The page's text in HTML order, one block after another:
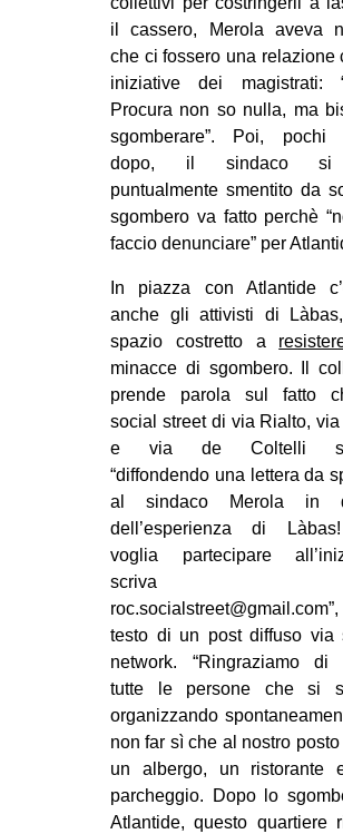
il cassero, Merola aveva
che ci fossero una relazione
iniziative dei magistrati:
Procura non so nulla, ma
sgomberare”. Poi, pochi
dopo, il sindaco si
puntualmente smentito da
sgombero va fatto perchè
faccio denunciare” per
In piazza con Atlantide
anche gli attivisti di
spazio costretto a
minacce di sgombero. Il
prende parola sul fatto
social street di via Rialto, via
e via de Coltelli
“diffondendo una lettera da
al sindaco Merola in
dell’esperienza di
voglia partecipare
scriva
testo di un post diffuso via
network. “Ringraziamo di
tutte le persone che si
organizzando
non far sì che al nostro posto
un albergo, un ristorante
parcheggio. Dopo lo
Atlantide, questo quartiere